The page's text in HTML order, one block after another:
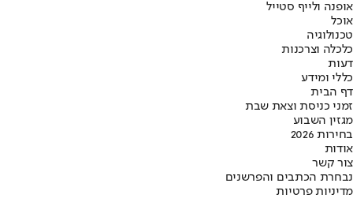
אופנה ולייף סטייל
אוכל
טכנולוגיה
כלכלה וצרכנות
דעות
כללי ומידע
דף הבית
זמני כניסת וצאת שבת
מגזין השבוע
בחירות 2026
אודות
צור קשר
נבחרת הכתבים והפרשנים
מדיניות פרטיות